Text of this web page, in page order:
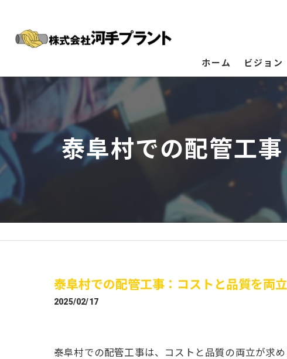
ホーム ビジョン
泰阜村での配管工
泰阜村での配管工事：コストと品質を両
2025/02/17
泰阜村での配管工事は、コストと品質の両立が求